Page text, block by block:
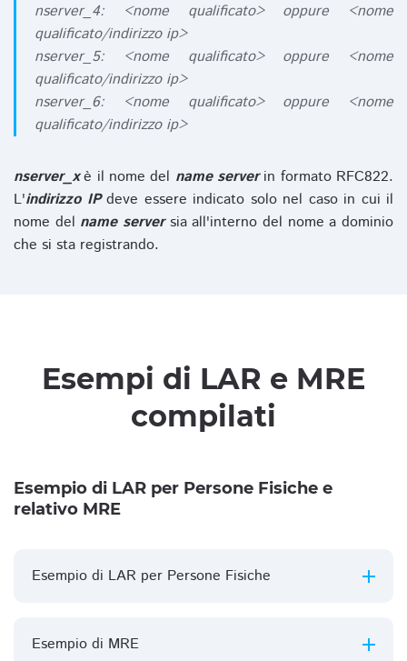
nserver_4: <nome qualificato> oppure <nome
qualificato/indirizzo ip>
nserver_5: <nome qualificato> oppure <nome
qualificato/indirizzo ip>
nserver_6: <nome qualificato> oppure <nome
qualificato/indirizzo ip>
nserver_xè il nome del name serverin formato RFC822.
L'indirizzo IPdeve essere indicato solo nel caso in cui il
nome del name serversia all'interno del nome a dominio
che si sta registrando.
Esempi di LAR e MRE
compilati
Esempio di LAR per Persone Fisiche e
relativo MRE
Esempio di LAR per Persone Fisiche
Esempio di MRE